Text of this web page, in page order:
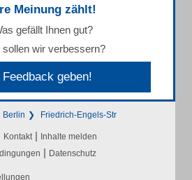
Meinung zählt!
gefällt Ihnen gut?
sollen wir verbessern?
geben!
Berlin Friedrich-Engels-Str
Kontakt | Inhalte melden
| Datenschutz